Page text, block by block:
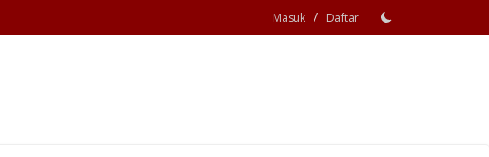
Masuk / Daftar